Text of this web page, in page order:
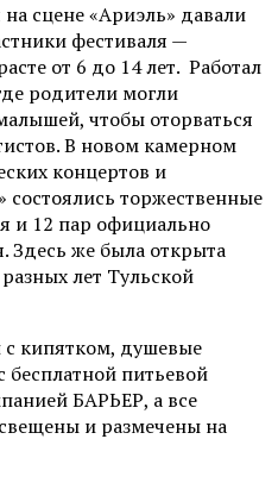
сцене«Ариэль» давали
фестиваля —
от 6 до 14 лет. Работал
родители могли
чтобы оторваться
В новом камерном
концертов и
состоялись торжественные
и 12 пар официально
Здесь же была открыта
лет Тульской
с кипятком, душевые
питьевой
БАРЬЕР, а все
и размечены на